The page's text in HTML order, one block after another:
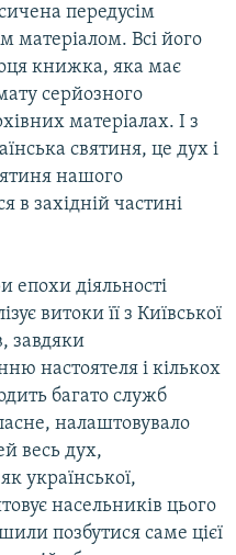
передусім
матеріалом. Всі його
книжка, яка має
серйозного
матеріалах. І з
святиня, це дух і
нашого
в західній частині
епохи діяльності
витоки її з Київської
завдяки
настоятеля і кількох
багато служб
налаштовувало
весь дух,
української,
насельників цього
позбутися саме цієї